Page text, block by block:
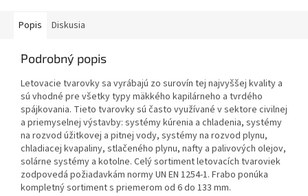
Popis Diskusia
Podrobný popis
Letovacie tvarovky sa vyrábajú zo surovín tej najvyššej kvality a
sú vhodné pre všetky typy mäkkého kapilárneho a tvrdého
spájkovania. Tieto tvarovky sú často využívané v sektore civilnej
a priemyselnej výstavby: systémy kúrenia a chladenia, systémy
na rozvod úžitkovej a pitnej vody, systémy na rozvod plynu,
chladiacej kvapaliny, stlačeného plynu, nafty a palivových olejov,
solárne systémy a kotolne. Celý sortiment letovacích tvaroviek
zodpovedá požiadavkám normy UN EN 1254-1. Frabo ponúka
kompletný sortiment s priemerom od 6 do 133 mm.